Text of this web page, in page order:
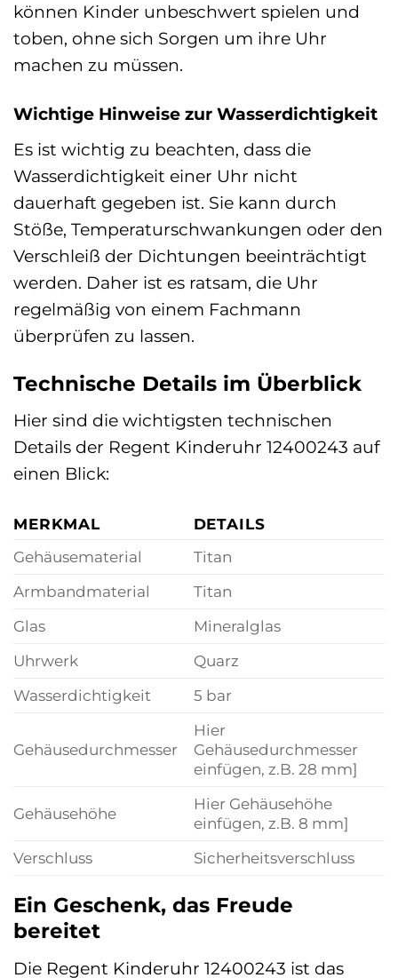
können Kinder unbeschwert spielen und
toben, ohne sich Sorgen um ihre Uhr
machen zu müssen.
Wichtige Hinweise zur Wasserdichtigkeit
Es ist wichtig zu beachten, dass die
Wasserdichtigkeit einer Uhr nicht
dauerhaft gegeben ist. Sie kann durch
Stöße, Temperaturschwankungen oder den
Verschleiß der Dichtungen beeinträchtigt
werden. Daher ist es ratsam, die Uhr
regelmäßig von einem Fachmann
überprüfen zu lassen.
Technische Details im Überblick
Hier sind die wichtigsten technischen
Details der Regent Kinderuhr 12400243 auf
einen Blick:
MERKMAL
DETAILS
Gehäusematerial
Titan
Armbandmaterial
Titan
Glas
Mineralglas
Uhrwerk
Quarz
Wasserdichtigkeit
5 bar
Gehäusedurchmesser
Hier
Gehäusedurchmesser
einfügen, z.B. 28 mm]
Gehäusehöhe
Hier Gehäusehöhe
einfügen, z.B. 8 mm]
Verschluss
Sicherheitsverschluss
Ein Geschenk, das Freude
bereitet
Die Regent Kinderuhr 12400243 ist das